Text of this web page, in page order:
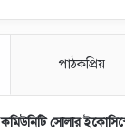
পাঠকপ্রিয়
কমিউনিটি সোলার